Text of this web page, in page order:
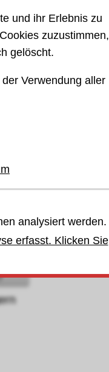
und ihr Erlebnis zu
zuzustimmen,
gelöscht.
Verwendung aller
analysiert werden.
erfasst. Klicken Sie